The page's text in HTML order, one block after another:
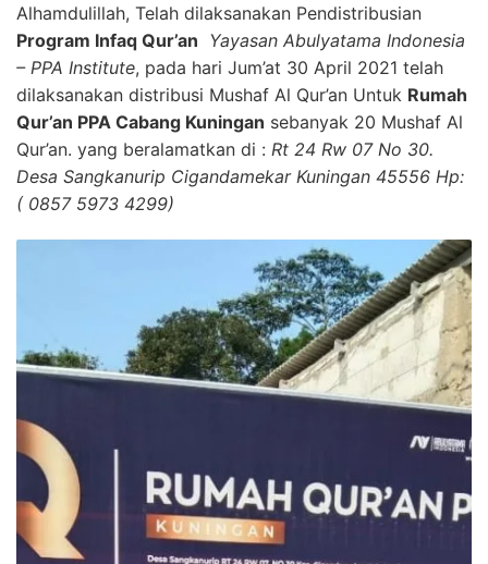
Alhamdulillah, Telah dilaksanakan Pendistribusian
Program Infaq Qur’an Yayasan Abulyatama Indonesia
– PPA Institute, pada hari Jum’at 30 April 2021 telah
dilaksanakan distribusi Mushaf Al Qur’an Untuk Rumah
Qur’an PPA Cabang Kuningan sebanyak 20 Mushaf Al
Qur’an. yang beralamatkan di : Rt 24 Rw 07 No 30.
Desa Sangkanurip Cigandamekar Kuningan 45556 Hp:
( 0857 5973 4299)